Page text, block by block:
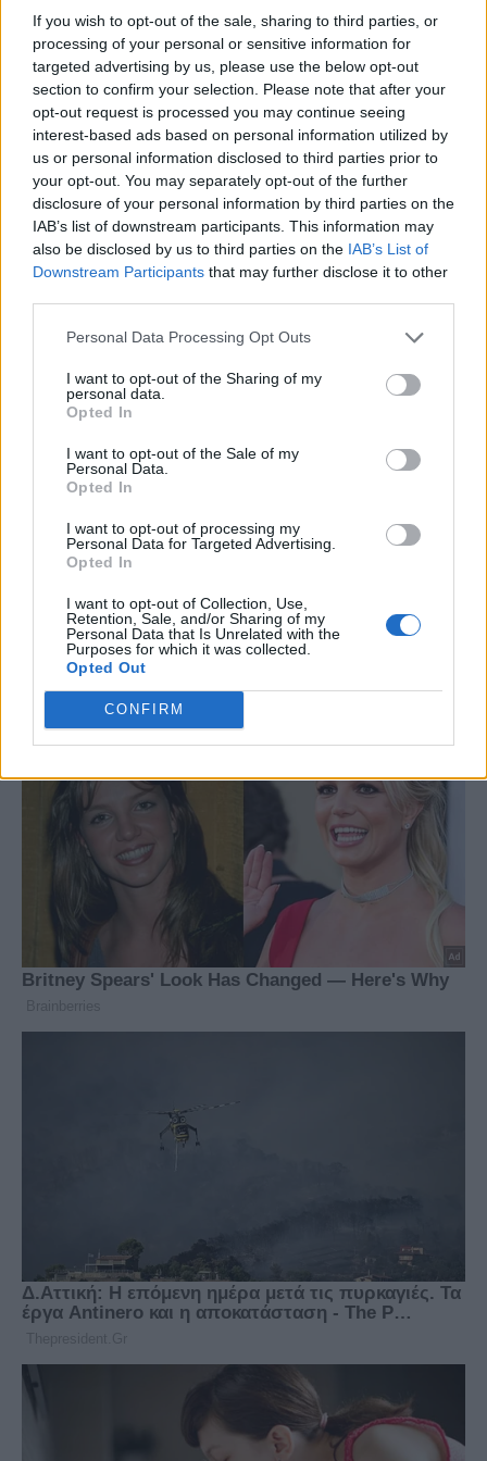
If you wish to opt-out of the sale, sharing to third parties, or
processing of your personal or sensitive information for
targeted advertising by us, please use the below opt-out
section to confirm your selection. Please note that after your
opt-out request is processed you may continue seeing
interest-based ads based on personal information utilized by
us or personal information disclosed to third parties prior to
your opt-out. You may separately opt-out of the further
disclosure of your personal information by third parties on the
IAB’s list of downstream participants. This information may
also be disclosed by us to third parties on the IAB’s List of
Downstream Participants that may further disclose it to other
Personal Data Processing Opt Outs
I want to opt-out of the Sharing of my
personal data.
Opted In
I want to opt-out of the Sale of my
Personal Data.
Opted In
I want to opt-out of processing my
Personal Data for Targeted Advertising.
Opted In
I want to opt-out of Collection, Use,
Retention, Sale, and/or Sharing of my
Personal Data that Is Unrelated with the
Purposes for which it was collected.
Opted Out
CONFIRM